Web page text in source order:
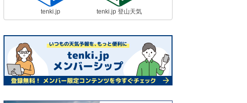
tenki.jp tenki.jp 登山天気